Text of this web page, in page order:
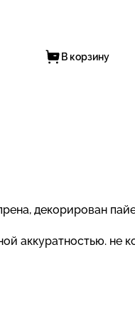
В корзину
декорирован
аккуратностью. не